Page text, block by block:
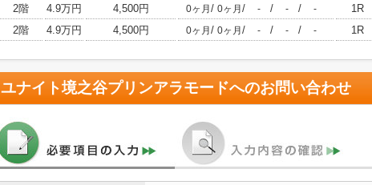
2階
4.9万円 4,500円 0ヶ月 / 0ヶ月 / - / - / - 1R
2階
4.9万円 4,500円 0ヶ月 / 0ヶ月 / - / - / - 1R
ユナイト境之谷プリンアラモードへのお問い合わせ